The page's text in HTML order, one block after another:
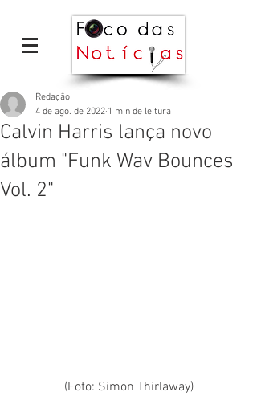
Calvin Harris lança novo
álbum "Funk Wav Bounces
Vol. 2"
Redação
4 de ago. de 2022 1 min de leitura
(Foto: Simon Thirlaway)